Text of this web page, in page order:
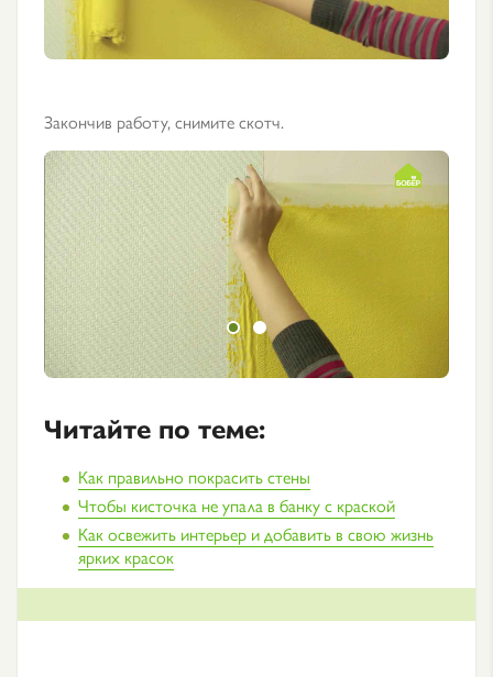
Закончив работу, снимите скотч.
Читайте по теме:
Как правильно покрасить стены
Чтобы кисточка не упала в банку с краской
Как освежить интерьер и добавить в свою жизнь
ярких красок